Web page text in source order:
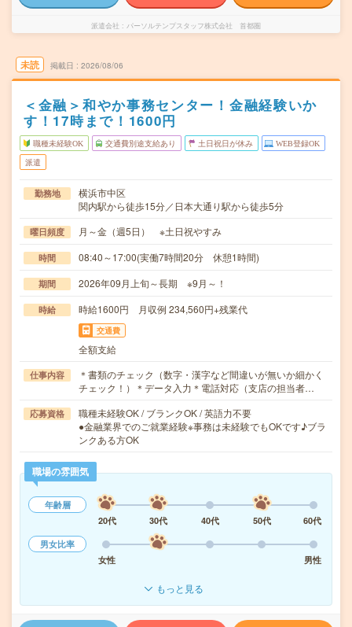
派遣会社 パーソルテンプスタッフ株式会社 首都圏
未読 掲載日 2026/08/06
＜金融＞和やか事務センター！金融経験いか
す！17時まで！1600円
職種未経験OK 交通費別途支給あり 土日祝日が休み WEB登録OK
派遣
勤務地
横浜市中区
関内駅から徒歩15分／日本大通り駅から徒歩5分
曜日頻度 月～金（週5日） ※土日祝やすみ
時間 08:40～17:00(実働7時間20分 休憩1時間)
期間 2026年09月上旬～長期 ※9月～！
時給 時給1600円 月収例 234,560円+残業代
交通費
全額支給
仕事内容
＊書類のチェック（数字・漢字など間違いが無いか細かく
チェック！）＊データ入力＊電話対応（支店の担当者…
応募資格
職種未経験OK / ブランクOK / 英語力不要
●金融業界でのご就業経験※事務は未経験でもOKです♪ブラ
ンクある方OK
職場の雰囲気
年齢層
20代
30代 40代 50代
60代
男女比率
女性
男性
もっと見る